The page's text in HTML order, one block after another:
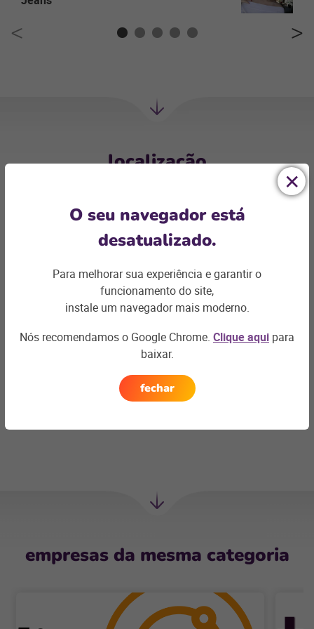
localização
Canoas/RS
Centro
CEP. 92310-205
51980272522
Entrar em contato
empresas da mesma categoria
O seu navegador está
desatualizado.
Para melhorar sua experiência e garantir o
funcionamento do site,
instale um navegador mais moderno.
Nós recomendamos o Google Chrome. Clique aqui para
baixar.
fechar